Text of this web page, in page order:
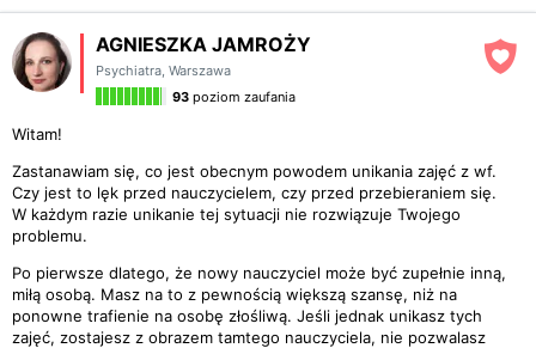
AGNIESZKA JAMROŻY
Psychiatra, Warszawa
93 poziom zaufania
Witam!
Zastanawiam się, co jest obecnym powodem unikania zajęć z wf.
Czy jest to lęk przed nauczycielem, czy przed przebieraniem się.
W każdym razie unikanie tej sytuacji nie rozwiązuje Twojego
problemu.
Po pierwsze dlatego, że nowy nauczyciel może być zupełnie inną,
miłą osobą. Masz na to z pewnością większą szansę, niż na
ponowne trafienie na osobę złośliwą. Jeśli jednak unikasz tych
zajęć, zostajesz z obrazem tamtego nauczyciela, nie pozwalasz